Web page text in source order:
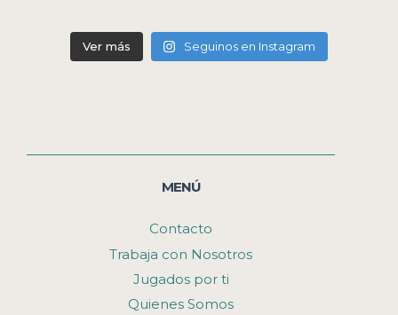
Ver más Seguinos en Instagram
MENÚ
Contacto
Trabaja con Nosotros
Jugados por ti
Quienes Somos